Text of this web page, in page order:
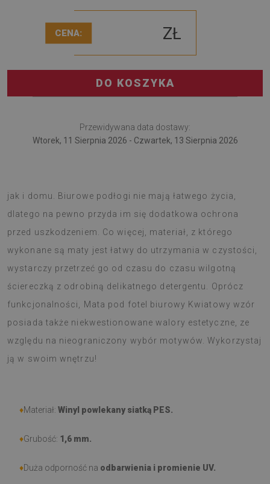
CENA: ZŁ
DO KOSZYKA
Przewidywana data dostawy:
Wtorek, 11 Sierpnia 2026 - Czwartek, 13 Sierpnia 2026
jak i domu. Biurowe podłogi nie mają łatwego życia,
dlatego na pewno przyda im się dodatkowa ochrona
przed uszkodzeniem. Co więcej, materiał, z którego
wykonane są maty jest łatwy do utrzymania w czystości,
wystarczy przetrzeć go od czasu do czasu wilgotną
ściereczką z odrobiną delikatnego detergentu. Oprócz
funkcjonalności, Mata pod fotel biurowy Kwiatowy wzór
posiada także niekwestionowane walory estetyczne, ze
względu na nieograniczony wybór motywów. Wykorzystaj
ją w swoim wnętrzu!
♦Materiał: Winyl powlekany siatką PES.
♦Grubość: 1,6 mm.
♦Duża odporność na odbarwienia i promienie UV.